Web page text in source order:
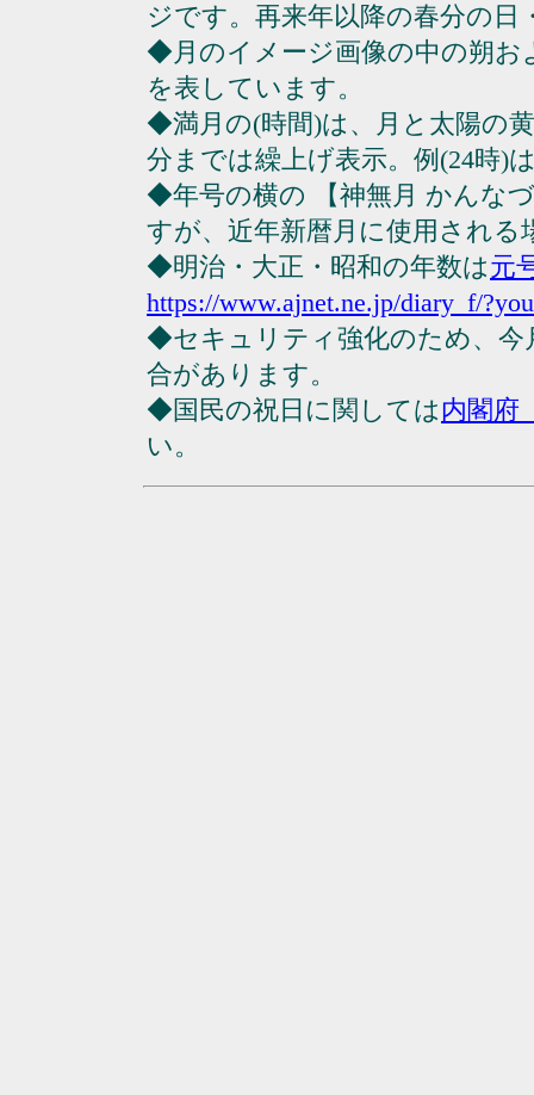
ジです。再来年以降の春分の日
◆月のイメージ画像の中の朔
を表しています。
◆満月の(時間)は、月と太陽の
分までは繰上げ表示。例(24時)
◆年号の横の 【神無月 かんな
すが、近年新暦月に使用される
◆明治・大正・昭和の年数は元
https://www.ajnet.ne.jp/diary_f/
◆セキュリティ強化のため、今
合があります。
◆国民の祝日に関しては内閣府
い。